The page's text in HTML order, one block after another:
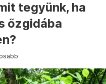
tegyünk, ha
őzgidába